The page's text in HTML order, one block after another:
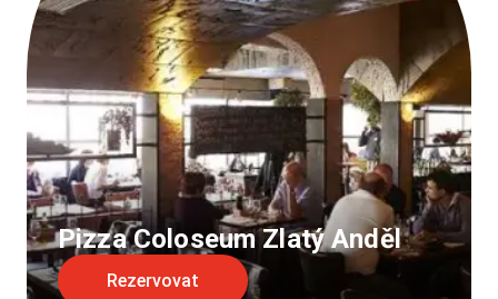
Pizza Coloseum Zlatý Anděl
Rezervovat